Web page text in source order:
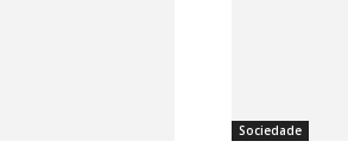
Sociedade